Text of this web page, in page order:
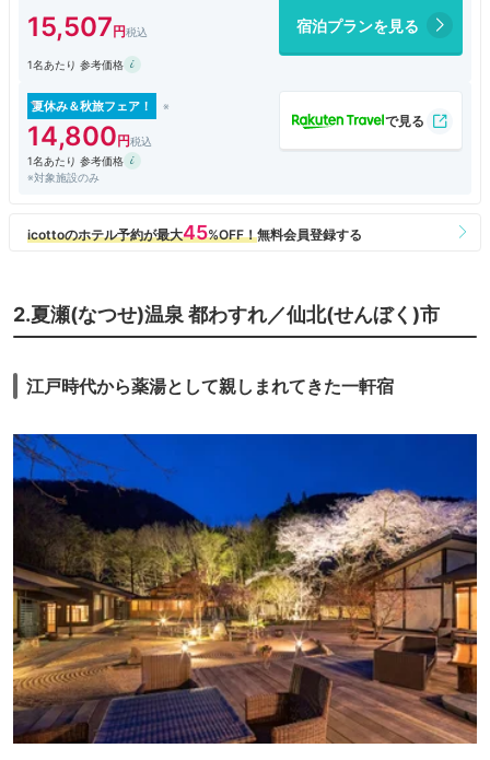
デザートもいろいろあって目移りしました。
15,507 宿泊プランを見る
1名あたり 参考価格
夏休み＆秋旅フェア！
14,800
1名あたり 参考価格
※対象施設のみ
2.夏瀬(なつせ)温泉 都わすれ／仙北(せんぼく)市
江戸時代から薬湯として親しまれてきた一軒宿